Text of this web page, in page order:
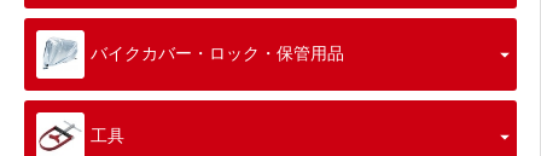
バイクカバー・ロック・保管用品
工具